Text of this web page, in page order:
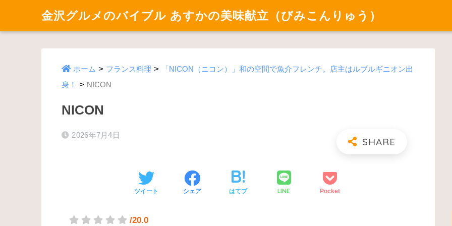
金沢グルメのバイブル あすかの美味献立（びみこんりゅう）
ホーム > フランス料理 >
「NICON（ニコン）」和の空間で魚介フレンチ。店主はルブルギニオン出
身！
> NICON
NICON
2026年7月4日
ツイート シェア はてブ LINE Pocket
/20.0